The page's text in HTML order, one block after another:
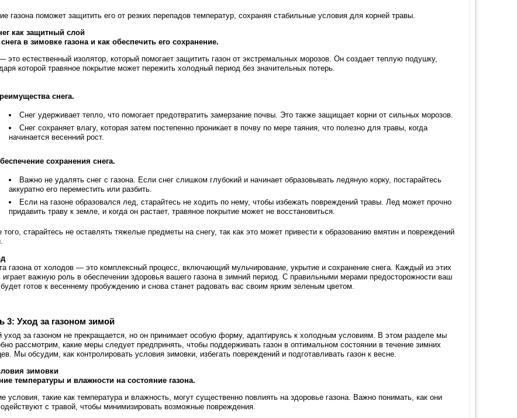
газона поможет защитить его от резких перепадов температур, сохраняя стабильные условия для корней травы.
как защитный слой
в зимовке газона и как обеспечить его сохранение.
это естественный изолятор, который помогает защитить газон от экстремальных морозов. Он создает теплую подушку,
которой травяное покрытие может пережить холодный период без значительных потерь.
снега.
Снег удерживает тепло, что помогает предотвратить замерзание почвы. Это также защищает корни от сильных морозов.
Снег сохраняет влагу, которая затем постепенно проникает в почву по мере таяния, что полезно для травы, когда
начинается весенний рост.
сохранения снега.
Важно не удалять снег с газона. Если снег слишком глубокий и начинает образовывать ледяную корку, постарайтесь
аккуратно его переместить или разбить.
Если на газоне образовался лед, старайтесь не ходить по нему, чтобы избежать повреждений травы. Лед может прочно
придавить траву к земле, и когда он растает, травяное покрытие может не восстановиться.
того, старайтесь не оставлять тяжелые предметы на снегу, так как это может привести к образованию вмятин и повреждений
газона от холодов — это комплексный процесс, включающий мульчирование, укрытие и сохранение снега. Каждый из этих
играет важную роль в обеспечении здоровья вашего газона в зимний период. С правильными мерами предосторожности ваш
будет готов к весеннему пробуждению и снова станет радовать вас своим ярким зеленым цветом.
3: Уход за газоном зимой
уход за газоном не прекращается, но он принимает особую форму, адаптируясь к холодным условиям. В этом разделе мы
рассмотрим, какие меры следует предпринять, чтобы поддерживать газон в оптимальном состоянии в течение зимних
Мы обсудим, как контролировать условия зимовки, избегать повреждений и подготавливать газон к весне.
зимовки
температуры и влажности на состояние газона.
условия, такие как температура и влажность, могут существенно повлиять на здоровье газона. Важно понимать, как они
с травой, чтобы минимизировать возможные повреждения.